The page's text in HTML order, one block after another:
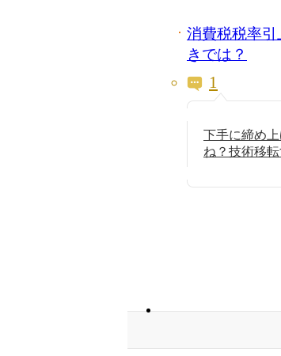
消費税税率
きでは？
1
下手に締め
ね？技術移転